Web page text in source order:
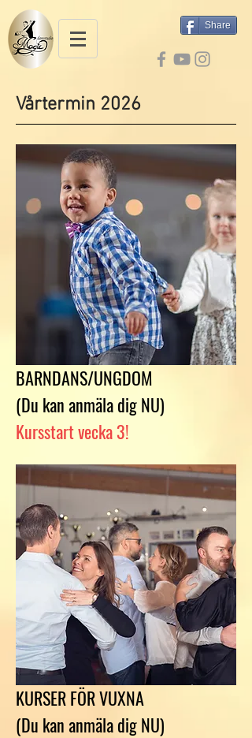
Share
Vårtermin 2026
BARNDANS/UNGDOM
(Du kan anmäla digNU)
Kursstart vecka 3!
KURSER FÖR VUXNA
(Du kan anmäla digNU)